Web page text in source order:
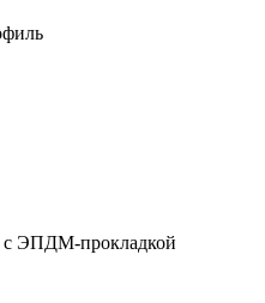
с ЭПДМ-прокладкой